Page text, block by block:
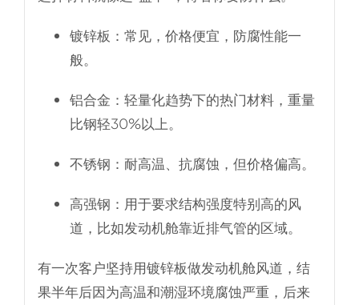
镀锌板 ：常见，价格便宜，防腐性能一
般。
铝合金 ：轻量化趋势下的热门材料，重量
比钢轻30%以上。
不锈钢 ：耐高温、抗腐蚀，但价格偏高。
高强钢 ：用于要求结构强度特别高的风
道，比如发动机舱靠近排气管的区域。
有一次客户坚持用镀锌板做发动机舱风道，结
果半年后因为高温和潮湿环境腐蚀严重，后来